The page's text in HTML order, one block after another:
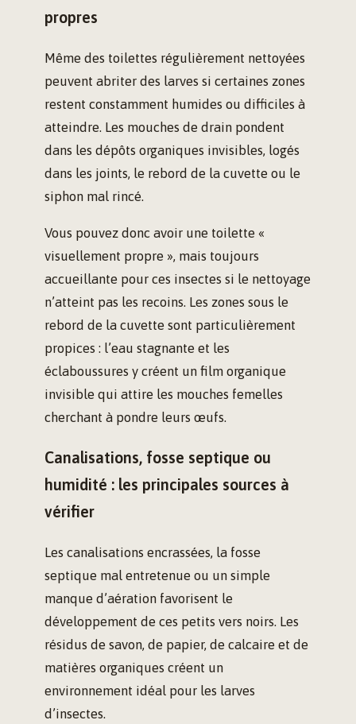
propres
Même des toilettes régulièrement nettoyées
peuvent abriter des larves si certaines zones
restent constamment humides ou difficiles à
atteindre. Les mouches de drain pondent
dans les dépôts organiques invisibles, logés
dans les joints, le rebord de la cuvette ou le
siphon mal rincé.
Vous pouvez donc avoir une toilette «
visuellement propre », mais toujours
accueillante pour ces insectes si le nettoyage
n’atteint pas les recoins. Les zones sous le
rebord de la cuvette sont particulièrement
propices : l’eau stagnante et les
éclaboussures y créent un film organique
invisible qui attire les mouches femelles
cherchant à pondre leurs œufs.
Canalisations, fosse septique ou
humidité : les principales sources à
vérifier
Les canalisations encrassées, la fosse
septique mal entretenue ou un simple
manque d’aération favorisent le
développement de ces petits vers noirs. Les
résidus de savon, de papier, de calcaire et de
matières organiques créent un
environnement idéal pour les larves
d’insectes.